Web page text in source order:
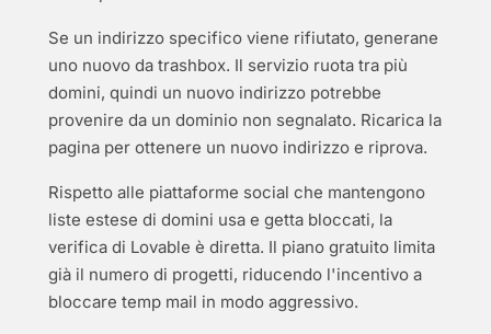
Se un indirizzo specifico viene rifiutato, generane
uno nuovo da trashbox. Il servizio ruota tra più
domini, quindi un nuovo indirizzo potrebbe
provenire da un dominio non segnalato. Ricarica la
pagina per ottenere un nuovo indirizzo e riprova.
Rispetto alle piattaforme social che mantengono
liste estese di domini usa e getta bloccati, la
verifica di Lovable è diretta. Il piano gratuito limita
già il numero di progetti, riducendo l'incentivo a
bloccare temp mail in modo aggressivo.